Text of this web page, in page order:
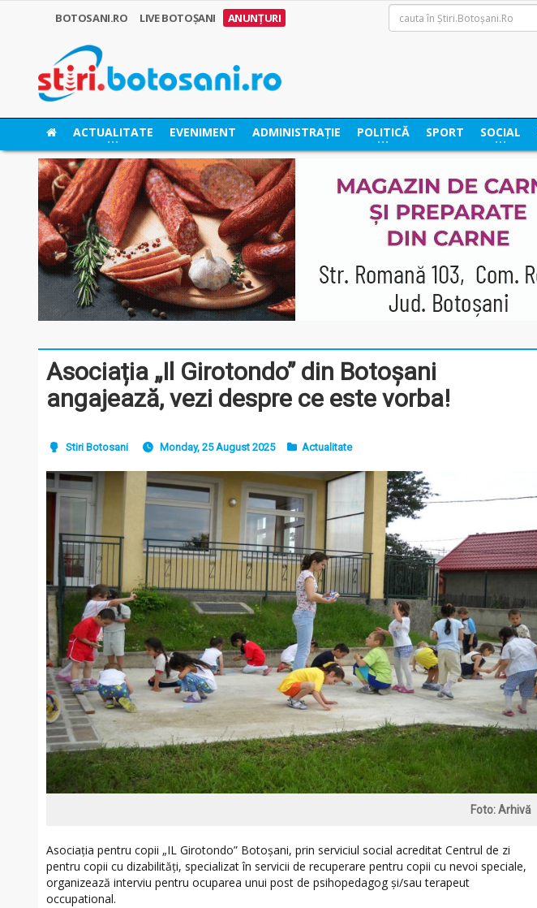
BOTOSANI.RO LIVE BOTOȘANI ANUNȚURI
ACTUALITATE EVENIMENT ADMINISTRAȚIE POLITICĂ SPORT SOCIAL
Asociația „Il Girotondo” din Botoșani
angajează, vezi despre ce este vorba!
Stiri Botosani Monday, 25 August 2025 Actualitate
Foto: Arhivă
Asociația pentru copii „IL Girotondo” Botoșani, prin serviciul social acreditat Centrul de zi
pentru copii cu dizabilități, specializat în servicii de recuperare pentru copii cu nevoi speciale,
organizează interviu pentru ocuparea unui post de psihopedagog și/sau terapeut
occupational.